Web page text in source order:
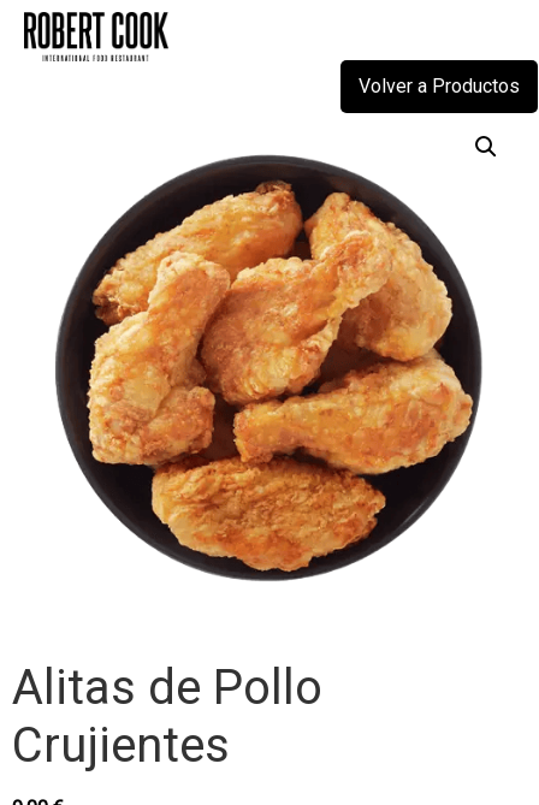
Volver a Productos
Alitas de Pollo
Crujientes